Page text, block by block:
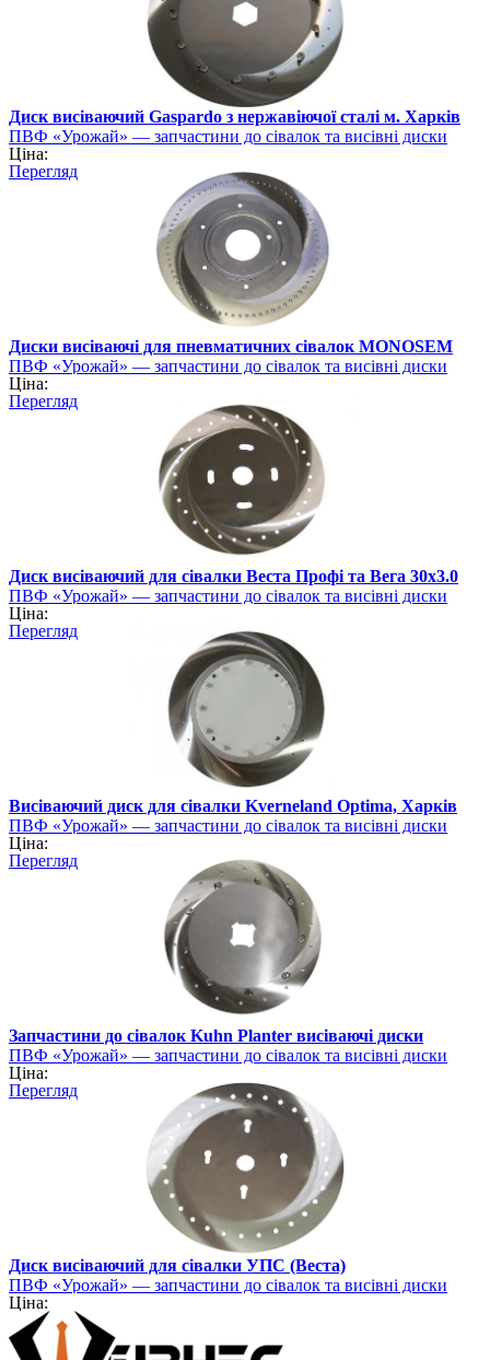
Диск висіваючий Gaspardo з нержавіючої сталі м. Харків
ПВФ «Урожай» — запчастини до сівалок та висівні диски
Ціна:
Перегляд
Диски висіваючі для пневматичних сівалок MONOSEM
ПВФ «Урожай» — запчастини до сівалок та висівні диски
Ціна:
Перегляд
Диск висіваючий для сівалки Веста Профі та Вега 30х3.0
ПВФ «Урожай» — запчастини до сівалок та висівні диски
Ціна:
Перегляд
Висіваючий диск для сівалки Kverneland Optima, Харків
ПВФ «Урожай» — запчастини до сівалок та висівні диски
Ціна:
Перегляд
Запчастини до сівалок Kuhn Planter висіваючі диски
ПВФ «Урожай» — запчастини до сівалок та висівні диски
Ціна:
Перегляд
Диск висіваючий для сівалки УПС (Веста)
ПВФ «Урожай» — запчастини до сівалок та висівні диски
Ціна: